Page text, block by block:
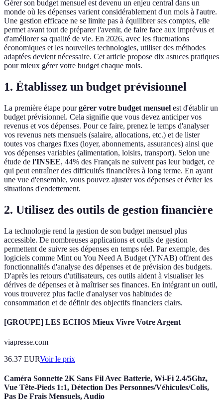
Gérer son budget mensuel est devenu un enjeu central dans un
monde où les dépenses varient considérablement d'un mois à l'autre.
Une gestion efficace ne se limite pas à équilibrer ses comptes, elle
permet avant tout de préparer l'avenir, de faire face aux imprévus et
d'améliorer sa qualité de vie. En 2026, avec les fluctuations
économiques et les nouvelles technologies, utiliser des méthodes
adaptées devient nécessaire. Cet article propose dix astuces pratiques
pour mieux gérer votre budget chaque mois.
1. Établissez un budget prévisionnel
La première étape pourgérer votre budget mensuel est d'établir un
budget prévisionnel. Cela signifie que vous devez anticiper vos
revenus et vos dépenses. Pour ce faire, prenez le temps d'analyser
vos revenus nets mensuels (salaire, allocations, etc.) et de lister
toutes vos charges fixes (loyer, abonnements, assurances) ainsi que
vos dépenses variables (alimentation, loisirs, transport). Selon une
étude de l'INSEE, 44% des Français ne suivent pas leur budget, ce
qui peut entraîner des difficultés financières à long terme. En ayant
une vue d'ensemble, vous pouvez ajuster vos dépenses et éviter les
situations d'endettement.
2. Utilisez des outils de gestion financière
La technologie rend la gestion de son budget mensuel plus
accessible. De nombreuses applications et outils de gestion
permettent de suivre ses dépenses en temps réel. Par exemple, des
logiciels comme Mint ou You Need A Budget (YNAB) offrent des
fonctionnalités d'analyse des dépenses et de prévision des budgets.
D'après les retours d'utilisateurs, ces outils aident à visualiser les
dérives de dépenses et à maîtriser ses finances. En intégrant un outil,
vous trouverez plus facile d'analyser vos habitudes de
consommation et de définir des objectifs financiers clairs.
[GROUPE] LES ECHOS Mieux Vivre Votre Argent
viapresse.com
36.37 EURVoir le prix
Caméra Sonnette 2K Sans Fil Avec Batterie, Wi-Fi 2.4/5Ghz,
Vue Tête-Pieds 1:1, Détection Des Personnes/Véhicules/Colis,
Pas De Frais Mensuels, Audio